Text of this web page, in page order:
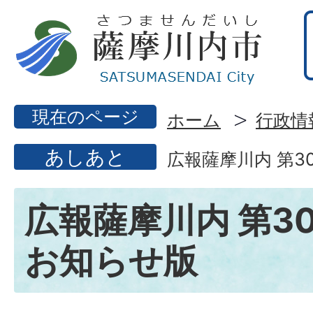
現在のページ ホーム 行政情
あしあと 広報薩摩川内 第
広報薩摩川内 第
お知らせ版